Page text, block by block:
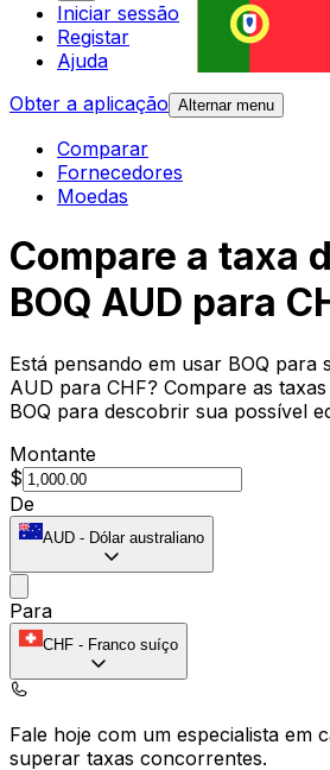
Iniciar sessão
Registar
Ajuda
Obter a aplicação Alternar menu
Comparar
Fornecedores
Moedas
Compare a taxa
BOQ AUD para
Está pensando em usar BOQ para
AUD para CHF? Compare as
BOQ para descobrir sua possível
Montante
$
De
AUD - Dólar australiano
Para
CHF - Franco suíço
Fale hoje com um especialista em
superar taxas concorrentes.